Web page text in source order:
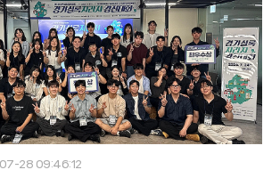
28 09:46:12